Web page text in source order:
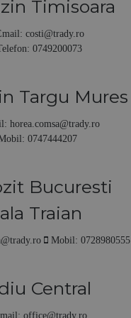
Timisoara
costi@trady.ro
0749200073
Adresa:
stanga, incinta
Incontro
Targu Mures
horea.comsa@trady.ro
0747444207
Adresa:
Doja, Nr.177
Bucuresti
Traian
Mobil:0728980555
Adresa:
114
Central
office@trady.ro
Adresa:
nr.114